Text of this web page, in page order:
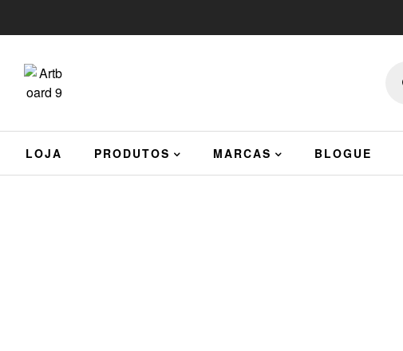
LOJA PRODUTOS MARCAS BLOGUE